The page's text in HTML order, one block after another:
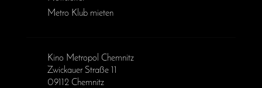
Metro Klub mieten
Kino Metropol Chemnitz
Zwickauer Straße 11
09112 Chemnitz